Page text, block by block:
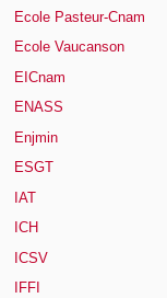
Ecole Pasteur-Cnam
Ecole Vaucanson
EICnam
ENASS
Enjmin
ESGT
IAT
ICH
ICSV
IFFI